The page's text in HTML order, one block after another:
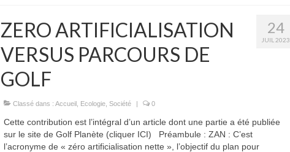
24
JUIL 2023
ZERO ARTIFICIALISATION
VERSUS PARCOURS DE
GOLF
Classé dans : Accueil, Ecologie, Société | 0
Cette contribution est l’intégral d’un article dont une partie a été publiée
sur le site de Golf Planète (cliquer ICI) Préambule : ZAN : C’est
l’acronyme de « zéro artificialisation nette », l’objectif du plan pour